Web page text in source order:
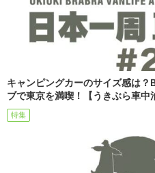
キャンピングカーのサイズ感は
ブで東京を満喫！【うきぶら車中
特集